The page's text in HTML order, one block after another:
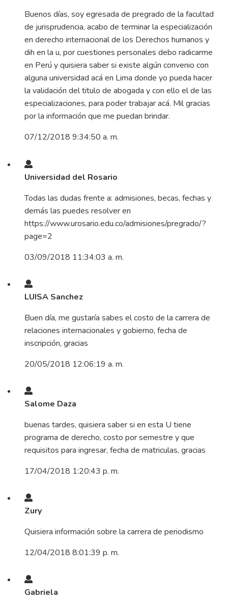
Buenos días, soy egresada de pregrado de la facultad
de jurisprudencia, acabo de terminar la especialización
en derecho internacional de los Derechos humanos y
dih en la u, por cuestiones personales debo radicarme
en Perú y quisiera saber si existe algún convenio con
alguna universidad acá en Lima donde yo pueda hacer
la validación del titulo de abogada y con ello el de las
especializaciones, para poder trabajar acá. Mil gracias
por la información que me puedan brindar.
07/12/2018 9:34:50 a. m.
Universidad del Rosario
Todas las dudas frente a: admisiones, becas, fechas y
demás las puedes resolver en
https://www.urosario.edu.co/admisiones/pregrado/?
page=2
03/09/2018 11:34:03 a. m.
LUISA Sanchez
Buen día, me gustaría sabes el costo de la carrera de
relaciones internacionales y gobierno, fecha de
inscripción, gracias
20/05/2018 12:06:19 a. m.
Salome Daza
buenas tardes, quisiera saber si en esta U tiene
programa de derecho, costo por semestre y que
requisitos para ingresar, fecha de matriculas, gracias
17/04/2018 1:20:43 p. m.
Zury
Quisiera información sobre la carrera de periodismo
12/04/2018 8:01:39 p. m.
Gabriela